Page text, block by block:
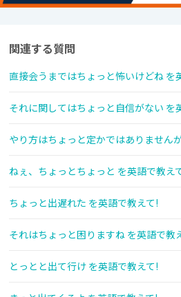
関連する質問
直接会うまではちょっと怖いけどね を
それに関してはちょっと自信がない を
やり方はちょっと定かではありません
ねぇ、ちょっとちょっと を英語で教え
ちょっと出遅れた を英語で教えて!
それはちょっと困りますね を英語で教
とっとと出て行け を英語で教えて!